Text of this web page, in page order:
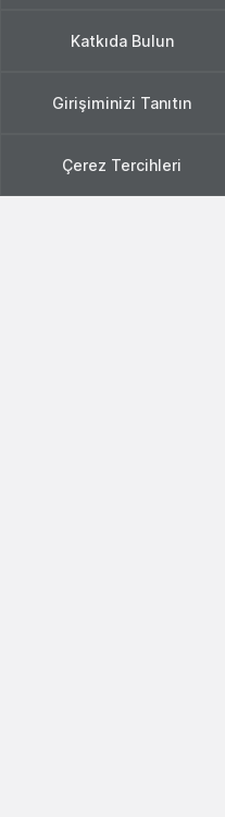
Katkıda Bulun
Girişiminizi Tanıtın
Çerez Tercihleri